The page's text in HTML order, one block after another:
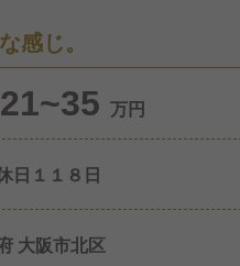
感じ。
21~35 万円
日１１８日
大阪市北区